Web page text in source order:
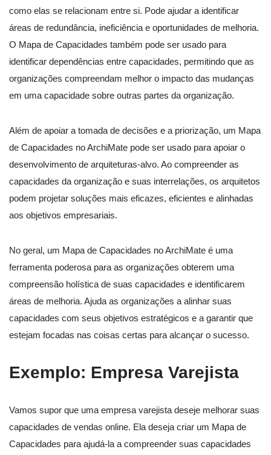
como elas se relacionam entre si. Pode ajudar a identificar
áreas de redundância, ineficiência e oportunidades de melhoria.
O Mapa de Capacidades também pode ser usado para
identificar dependências entre capacidades, permitindo que as
organizações compreendam melhor o impacto das mudanças
em uma capacidade sobre outras partes da organização.
Além de apoiar a tomada de decisões e a priorização, um Mapa
de Capacidades no ArchiMate pode ser usado para apoiar o
desenvolvimento de arquiteturas-alvo. Ao compreender as
capacidades da organização e suas interrelações, os arquitetos
podem projetar soluções mais eficazes, eficientes e alinhadas
aos objetivos empresariais.
No geral, um Mapa de Capacidades no ArchiMate é uma
ferramenta poderosa para as organizações obterem uma
compreensão holística de suas capacidades e identificarem
áreas de melhoria. Ajuda as organizações a alinhar suas
capacidades com seus objetivos estratégicos e a garantir que
estejam focadas nas coisas certas para alcançar o sucesso.
Exemplo: Empresa Varejista
Vamos supor que uma empresa varejista deseje melhorar suas
capacidades de vendas online. Ela deseja criar um Mapa de
Capacidades para ajudá-la a compreender suas capacidades